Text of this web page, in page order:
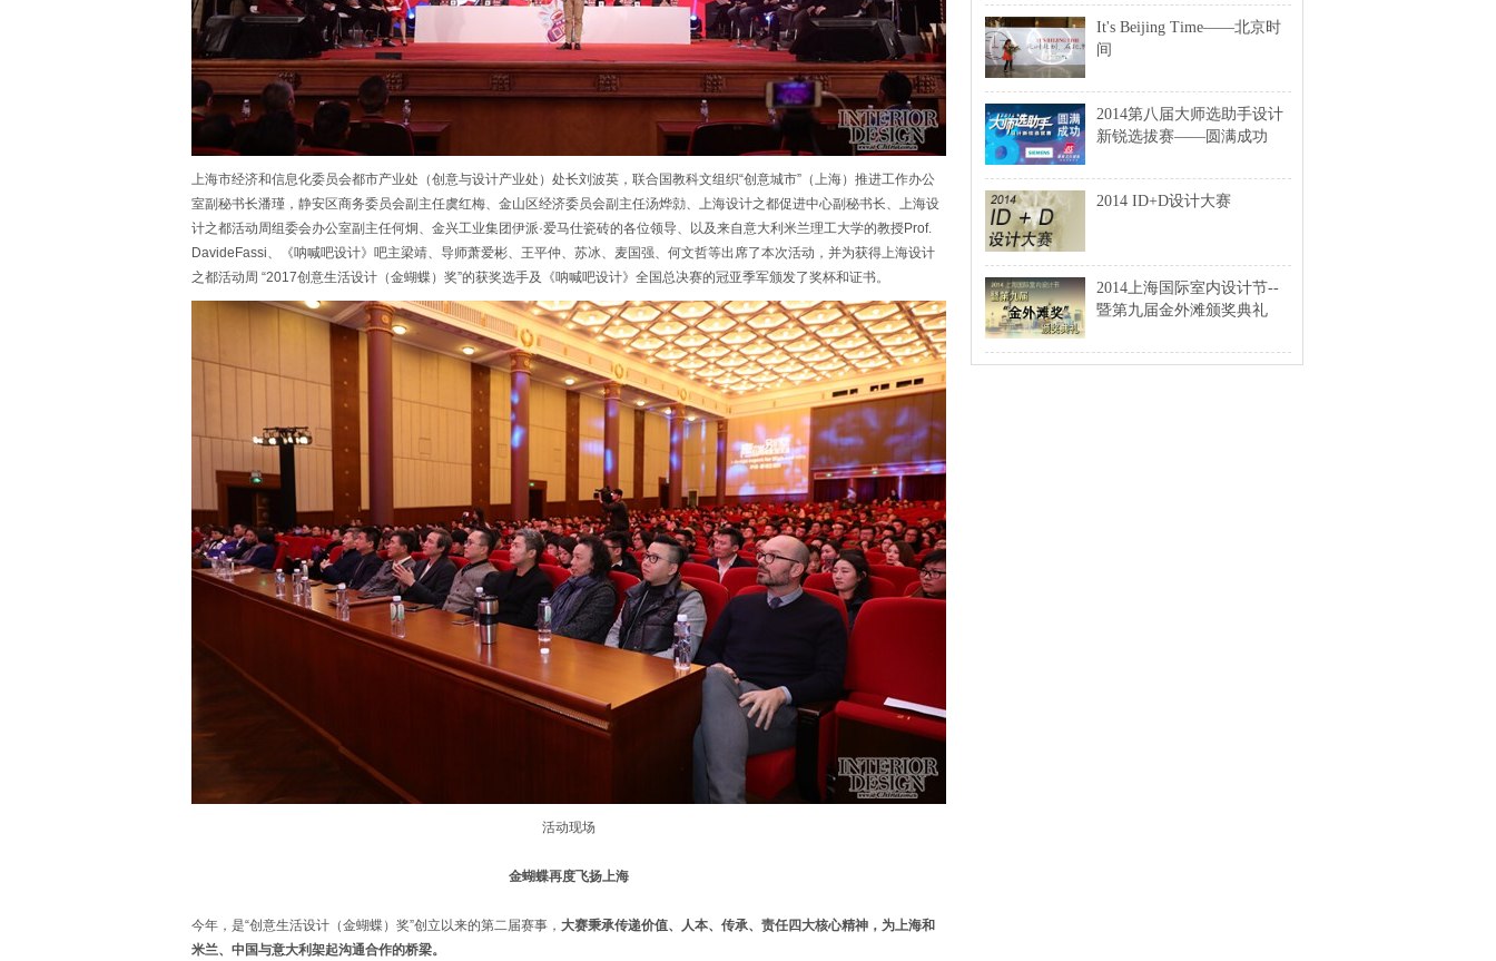
上海市经济和信息化委员会都市产业处（创意与设计产业处）处长刘波英，联合国教科文组织“创意城市”（上海）推进工作办公
室副秘书长潘瑾，静安区商务委员会副主任虞红梅、金山区经济委员会副主任汤烨勍、上海设计之都促进中心副秘书长、上海设
计之都活动周组委会办公室副主任何炯、金兴工业集团伊派·爱马仕瓷砖的各位领导、以及来自意大利米兰理工大学的教授Prof.
DavideFassi、《呐喊吧设计》吧主梁靖、导师萧爱彬、王平仲、苏冰、麦国强、何文哲等出席了本次活动，并为获得上海设计
之都活动周 “2017创意生活设计（金蝴蝶）奖”的获奖选手及《呐喊吧设计》全国总决赛的冠亚季军颁发了奖杯和证书。
活动现场
金蝴蝶再度飞扬上海
今年，是“创意生活设计（金蝴蝶）奖”创立以来的第二届赛事， 大赛秉承传递价值、人本、传承、责任四大核心精神，为上海和
米兰、中国与意大利架起沟通合作的桥梁。
It's Beijing Time——北京时
间
2014第八届大师选助手设计
新锐选拔赛——圆满成功
2014 ID+D设计大赛
2014上海国际室内设计节--
暨第九届金外滩颁奖典礼